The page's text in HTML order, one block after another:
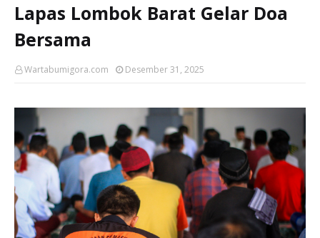
Lapas Lombok Barat Gelar Doa
Bersama
Wartabumigora.com Desember 31, 2025